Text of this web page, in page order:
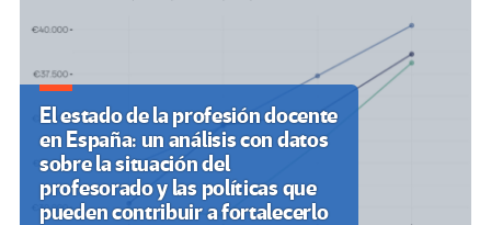
El estado de la profesión docente
en España: un análisis con datos
sobre la situación del
profesorado y las políticas que
pueden contribuir a fortalecerlo